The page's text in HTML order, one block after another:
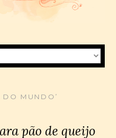
DO MUNDO’
pão de queijo